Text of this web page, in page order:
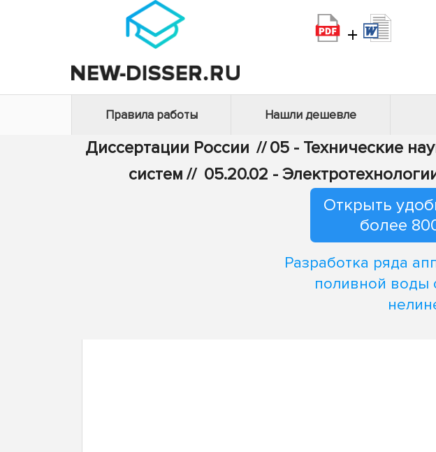
+
Правила работы Нашли дешевле
Диссертации России // 05 - Технические
систем // 05.20.02 -
Открыть
более
Разработка ряда
поливной воды